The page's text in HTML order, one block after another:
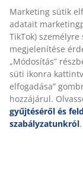
Marketing sütik
adatait
TikTok)
megjelenítése
„Módosítás”
süti ikonra
elfogadása”
hozzájárul.
gyűjtéséről és
szabályzatunkról.